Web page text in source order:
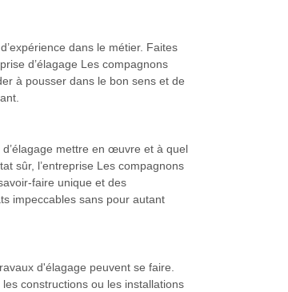
dans le métier. Faites
d’élagage Les compagnons
à pousser dans le bon sens et de
mettre en œuvre et à quel
sûr, l’entreprise Les compagnons
faire unique et des
impeccables sans pour autant
d'élagage peuvent se faire.
constructions ou les installations